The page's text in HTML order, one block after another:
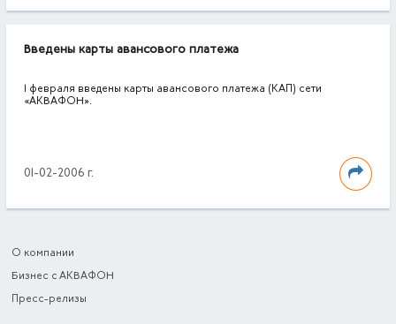
Введены карты авансового платежа
1 февраля введены карты авансового платежа (КАП) сети
«АКВАФОН».
01-02-2006 г.
О компании
Бизнес с АКВАФОН
Пресс-релизы